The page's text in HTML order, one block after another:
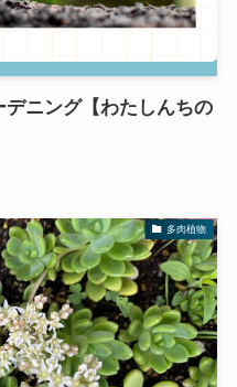
ニング【わたしんちの
多肉植物